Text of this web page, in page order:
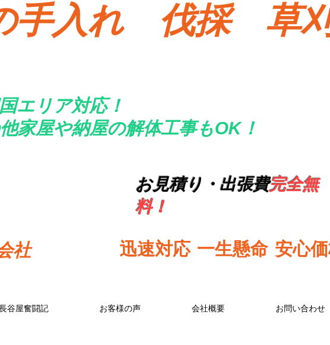
手入れ 伐採 草
エリア対応！
家屋や納屋の解体工事もOK！
社
お見積り・出張費完全無
料！
​迅速対応 ​一生懸命 安心
谷屋奮闘記 お客様の声 会社概要 お問い合わせ